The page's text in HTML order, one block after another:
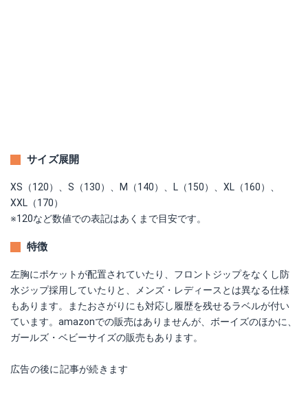
サイズ展開
XS（120）、S（130）、M（140）、L（150）、XL（160）、
XXL（170）
※120など数値での表記はあくまで目安です。
特徴
左胸にポケットが配置されていたり、フロントジップをなくし防
水ジップ採用していたりと、メンズ・レディースとは異なる仕様
もあります。またおさがりにも対応し履歴を残せるラベルが付い
ています。amazonでの販売はありませんが、ボーイズのほかに、
ガールズ・ベビーサイズの販売もあります。
広告の後に記事が続きます